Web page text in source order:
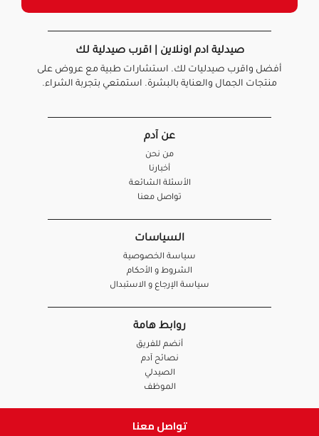
تواصل معنا
صيدلية ادم اونلاين | اقرب صيدلية لك
أفضل واقرب صيدليات لك. استشارات طبية مع عروض على
منتجات الجمال والعناية بالبشرة. استمتعي بتجربة الشراء.
عن آدم
من نحن
أخبارنا
الأسئلة الشائعة
تواصل معنا
السياسات
سياسة الخصوصية
الشروط و الأحكام
سياسة الإرجاع و الاستبدال
روابط هامة
أنضم للفريق
نصائح آدم
الصيدلي
الموظف